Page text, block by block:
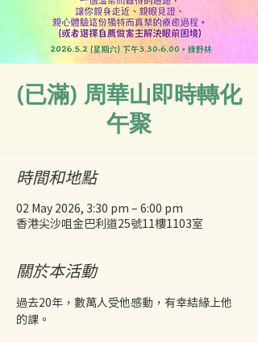
(已滿) 周華山即時轉化
午聚
時間和地點
02 May 2026, 3:30 pm – 6:00 pm
香港尖沙咀金巴利道25號11樓1103室
關於本活動
過去20年，數萬人受他感動，有幸結緣上他
的課。